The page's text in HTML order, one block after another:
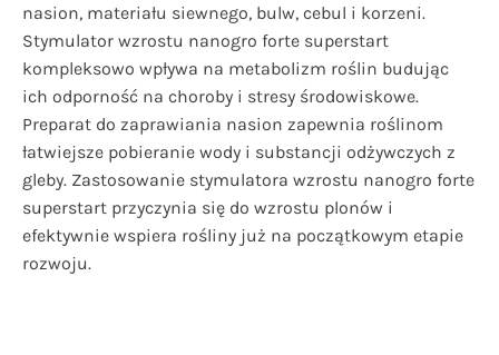
nasion, materiału siewnego, bulw, cebul i korzeni.
Stymulator wzrostu nanogro forte superstart
kompleksowo wpływa na metabolizm roślin budując
ich odporność na choroby i stresy środowiskowe.
Preparat do zaprawiania nasion zapewnia roślinom
łatwiejsze pobieranie wody i substancji odżywczych z
gleby. Zastosowanie stymulatora wzrostu nanogro forte
superstart przyczynia się do wzrostu plonów i
efektywnie wspiera rośliny już na początkowym etapie
rozwoju.